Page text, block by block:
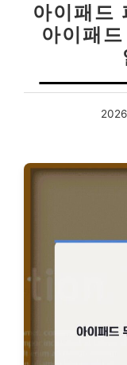
아이패드
아이패